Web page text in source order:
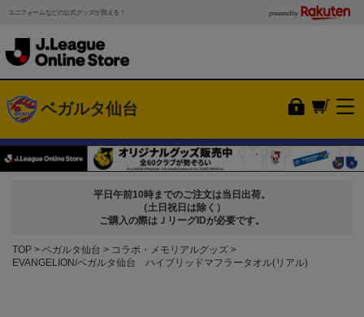
ユニフォームなどの公式グッズが買える！ powered by
ベガルタ仙台
平日午前10時までのご注文は当日出荷。
（土日祝日は除く）
ご購入の際はＪリーグIDが必要です。
TOP ベガルタ仙台
コラボ・メモリアルグッズ
EVANGELION/ベガルタ仙台 ハイブリッドマフラータオル(リアル)